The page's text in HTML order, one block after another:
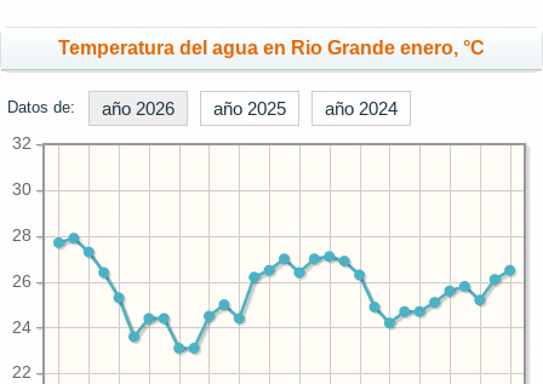
Temperatura del agua en Rio Grande enero, °C
Datos de: año 2026 año 2025 año 2024
22
24
26
28
30
32